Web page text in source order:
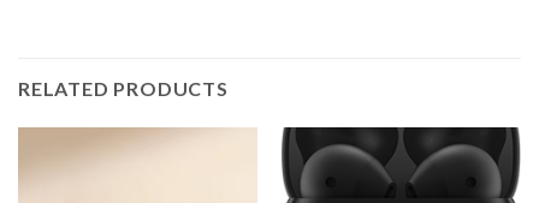
RELATED PRODUCTS